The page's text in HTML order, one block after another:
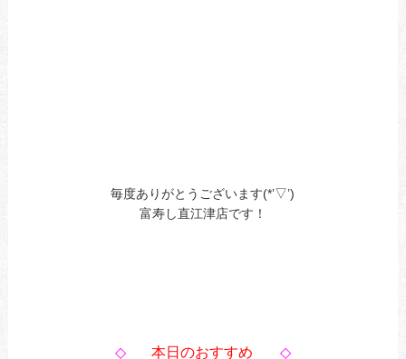
毎度ありがとうございます(*’▽’)
富寿し直江津店です！
◇ 本日のおすすめ ◇